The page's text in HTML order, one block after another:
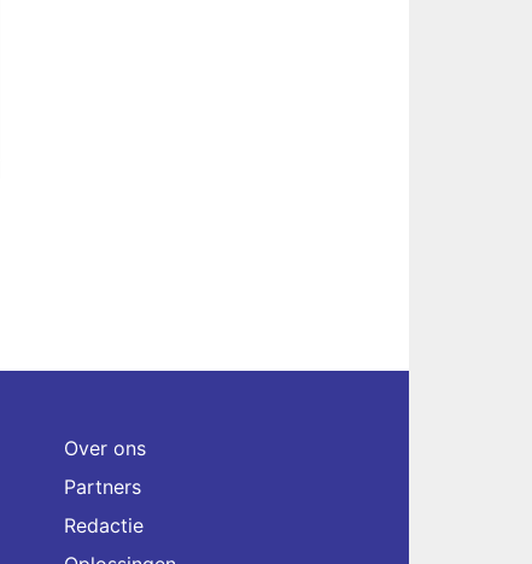
Over ons
Partners
Redactie